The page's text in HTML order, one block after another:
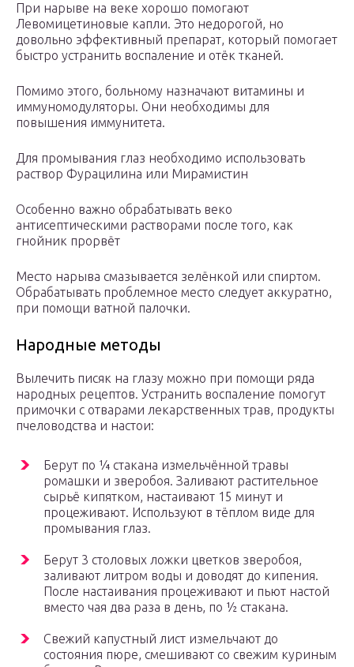
При нарыве на веке хорошо помогают
Левомицетиновые капли. Это недорогой, но
довольно эффективный препарат, который помогает
быстро устранить воспаление и отёк тканей.
Помимо этого, больному назначают витамины и
иммуномодуляторы. Они необходимы для
повышения иммунитета.
Для промывания глаз необходимо использовать
раствор Фурацилина или Мирамистин
Особенно важно обрабатывать веко
антисептическими растворами после того, как
гнойник прорвёт
Место нарыва смазывается зелёнкой или спиртом.
Обрабатывать проблемное место следует аккуратно,
при помощи ватной палочки.
Народные методы
Вылечить писяк на глазу можно при помощи ряда
народных рецептов. Устранить воспаление помогут
примочки с отварами лекарственных трав, продукты
пчеловодства и настои:
Берут по ¼ стакана измельчённой травы
ромашки и зверобоя. Заливают растительное
сырьё кипятком, настаивают 15 минут и
процеживают. Используют в тёплом виде для
промывания глаз.
Берут 3 столовых ложки цветков зверобоя,
заливают литром воды и доводят до кипения.
После настаивания процеживают и пьют настой
вместо чая два раза в день, по ½ стакана.
Свежий капустный лист измельчают до
состояния пюре, смешивают со свежим куриным